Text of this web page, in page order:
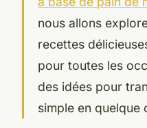
nous allons
recettes
pour toutes les
des idées pour
simple en